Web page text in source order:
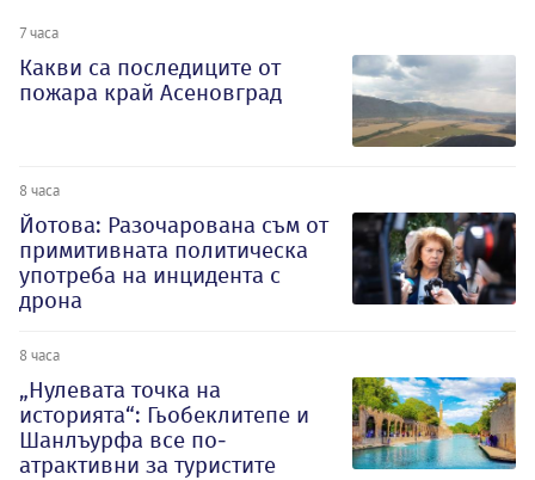
7 часа
Какви са последиците от
пожара край Асеновград
8 часа
Йотова: Разочарована съм от
примитивната политическа
употреба на инцидента с
дрона
8 часа
„Нулевата точка на
историята“: Гьобеклитепе и
Шанлъурфа все по-
атрактивни за туристите